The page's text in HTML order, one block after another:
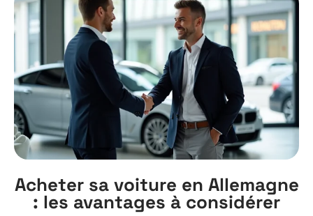
Acheter sa voiture en Allemagne
: les avantages à considérer